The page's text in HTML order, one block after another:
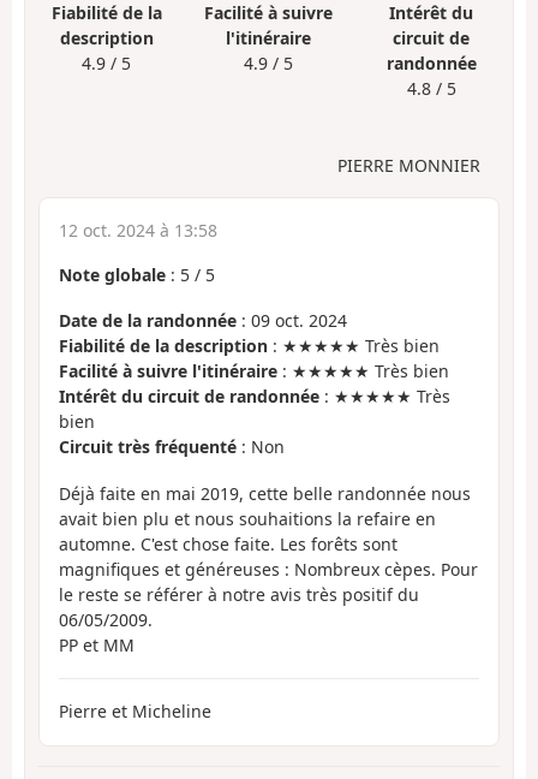
Fiabilité de la
description
4.9 / 5
Facilité à suivre
l'itinéraire
4.9 / 5
Intérêt du
circuit de
randonnée
4.8 / 5
PIERRE MONNIER
12 oct. 2024 à 13:58
Note globale : 5 / 5
Date de la randonnée : 09 oct. 2024
Fiabilité de la description : ★★★★★ Très bien
Facilité à suivre l'itinéraire : ★★★★★ Très bien
Intérêt du circuit de randonnée : ★★★★★ Très
bien
Circuit très fréquenté : Non
Déjà faite en mai 2019, cette belle randonnée nous
avait bien plu et nous souhaitions la refaire en
automne. C'est chose faite. Les forêts sont
magnifiques et généreuses : Nombreux cèpes. Pour
le reste se référer à notre avis très positif du
06/05/2009.
PP et MM
Pierre et Micheline